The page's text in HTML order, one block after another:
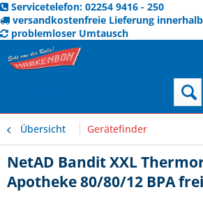
Servicetelefon: 02254 9416 - 250
versandkostenfreie Lieferung
problemloser Umtausch
Übersicht Gerätefinder
NetAD Bandit XXL
Apotheke 80/80/12 BPA